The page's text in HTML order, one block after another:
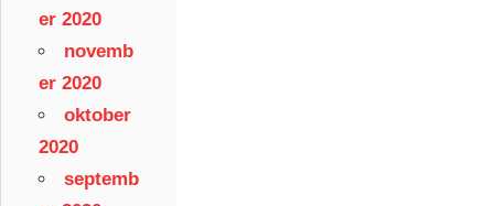
er 2020
novemb
er 2020
oktober
2020
septemb